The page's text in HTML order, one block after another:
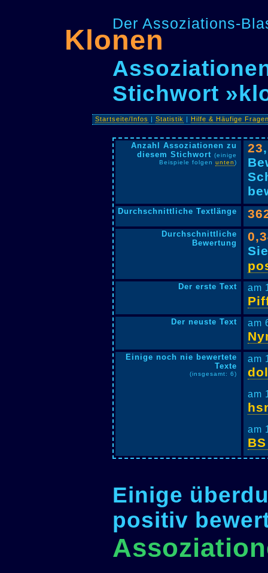
Der Assoziations-
Klonen
Stichwort
Startseite/Infos |Statistik |Hilfe & Häufige
Anzahl Assoziationen zu
diesem Stichwort (einige
Beispiele folgen unten)
23
Durchschnittliche Textlänge
Durchschnittliche
Bewertung
Der erste Text am
Der neuste Text am
Einige noch nie bewertete
Texte
(insgesamt: 6)
am
am
am
Einige
positiv